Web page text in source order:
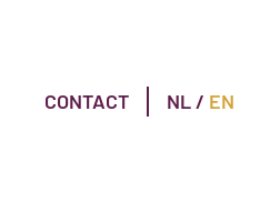
CONTACT NL / EN